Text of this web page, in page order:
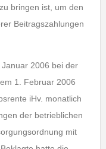
bringen ist, um den
Beitragszahlungen
2006 bei der
1. Februar 2006
iHv. monatlich
der betrieblichen
mit